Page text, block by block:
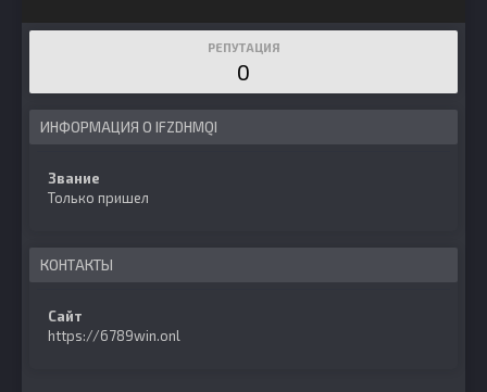
РЕПУТАЦИЯ
0
ИНФОРМАЦИЯ О IFZDHMQI
Звание
Только пришел
КОНТАКТЫ
Сайт
https://6789win.onl